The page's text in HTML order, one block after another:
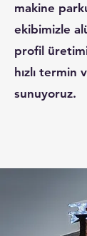
makine
ekibimizle
profil
hızlı
sunuyoruz.